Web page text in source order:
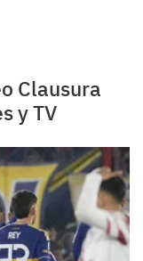
Clausura
y TV